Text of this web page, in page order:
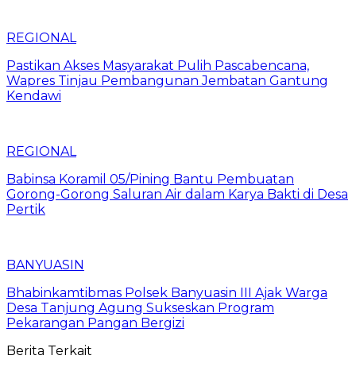
REGIONAL
Pastikan Akses Masyarakat Pulih Pascabencana,
Wapres Tinjau Pembangunan Jembatan Gantung
Kendawi
REGIONAL
Babinsa Koramil 05/Pining Bantu Pembuatan
Gorong-Gorong Saluran Air dalam Karya Bakti di Desa
Pertik
BANYUASIN
Bhabinkamtibmas Polsek Banyuasin III Ajak Warga
Desa Tanjung Agung Sukseskan Program
Pekarangan Pangan Bergizi
Berita Terkait